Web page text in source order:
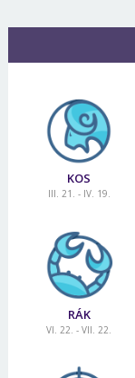
KOS
III. 21. - IV. 19.
RÁK
VI. 22. - VII. 22.